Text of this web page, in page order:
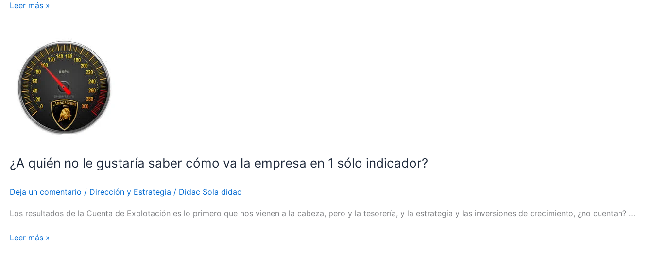
Leer más »
¿A quién no le gustaría saber cómo va la empresa en 1 sólo indicador?
Deja un comentario / Dirección y Estrategia / Didac Sola didac
Los resultados de la Cuenta de Explotación es lo primero que nos vienen a la cabeza, pero y la tesorería, y la estrategia y las inversiones de crecimiento, ¿no cuentan? …
gustaría
saber
cómo
en
sólo
Leer más »